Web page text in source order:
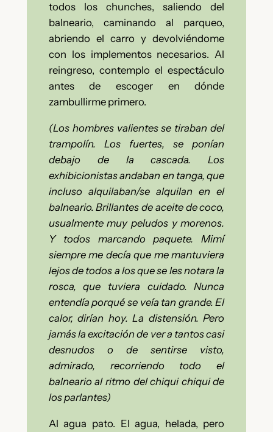
todos los chunches, saliendo del
balneario, caminando al parqueo,
abriendo el carro y devolviéndome
con los implementos necesarios. Al
reingreso, contemplo el espectáculo
antes de escoger en dónde
zambullirme primero.
(Los hombres valientes se tiraban del
trampolín. Los fuertes, se ponían
debajo de la cascada. Los
exhibicionistas andaban en tanga, que
incluso alquilaban/se alquilan en el
balneario. Brillantes de aceite de coco,
usualmente muy peludos y morenos.
Y todos marcando paquete. Mimí
siempre me decía que me mantuviera
lejos de todos a los que se les notara la
rosca, que tuviera cuidado. Nunca
entendía porqué se veía tan grande. El
calor, dirían hoy. La distensión. Pero
jamás la excitación de ver a tantos casi
desnudos o de sentirse visto,
admirado, recorriendo todo el
balneario al ritmo del chiqui chiqui de
los parlantes)
Al agua pato. El agua, helada, pero